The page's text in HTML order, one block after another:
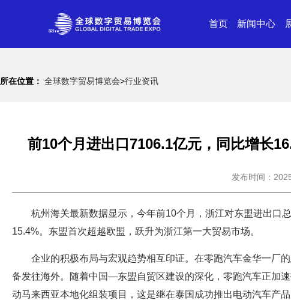
首页 新闻中心
所在位置： 全球数字贸易博览会>行业资讯
前10个月进出口7106.1亿元，同比增长
发布时间：
杭州海关最新数据显示，今年前10个月，浙江对东盟进出口
15.4%。东盟首次超越欧盟，跃升为浙江第一大贸易市场。
企业的积极布局与宏观趋势相互印证。在零跑汽车金华一厂
备发往海外。随着中国—东盟自贸区建设的深化，零跑汽车正加
动马来西亚本地化组装项目，这是继在泰国成功推出电动汽车产